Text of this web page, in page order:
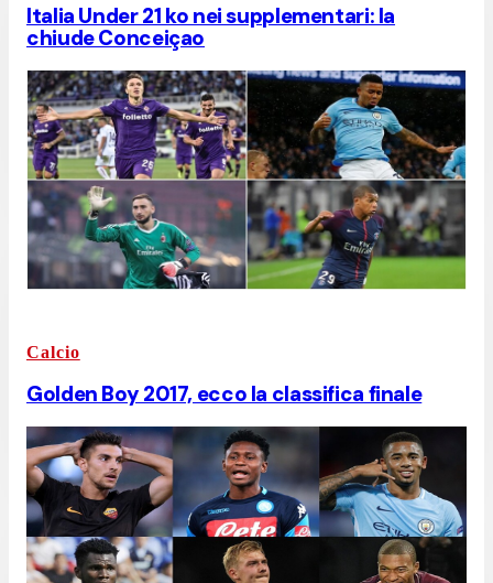
Italia Under 21 ko nei supplementari: la
chiude Conceiçao
Calcio
Golden Boy 2017, ecco la classifica finale